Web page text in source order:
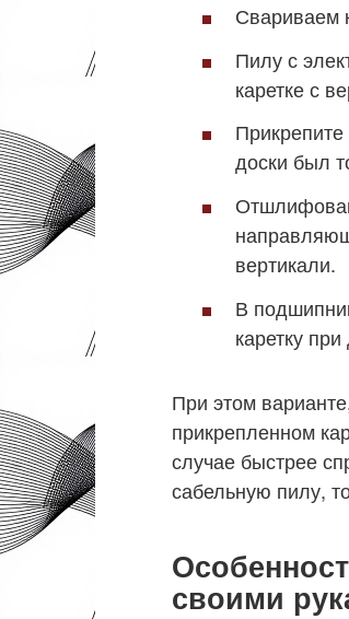
Свариваем
Пилу с
каретке с
Прикрепите
доски был
вертикали.
В
каретку
При этом
прикрепленном
случае быстрее
сабельную пилу,
своими